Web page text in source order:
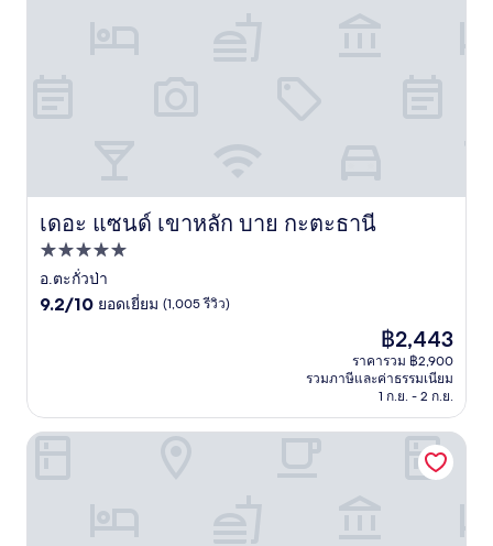
เดอะ แซนด์ เขาหลัก บาย กะตะธานี
เดอะ แซนด์ เขาหลัก บาย กะตะธานี
ที่พัก
5.0
ดาว
อ.ตะกั่วป่า
9.2
รีวิว)
9.2/10 ยอดเยี่ยม (1,005 รีวิว)
ราคา
ปัจจุบัน
คือ
฿2,443
฿2,443
ราคารวม ฿2,900
รวมภาษีและค่าธรรมเนียม
1 ก.ย. - 2 ก.ย.
เลอ เมอริเดียน เขาหลัก รีสอร์ทแอนด์สปา